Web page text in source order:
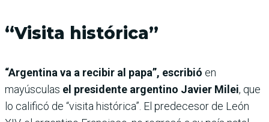
“Visita histórica”
“Argentina va a recibir al papa”, escribió en
mayúsculas el presidente argentino Javier Milei, que
lo calificó de “visita histórica”. El predecesor de León